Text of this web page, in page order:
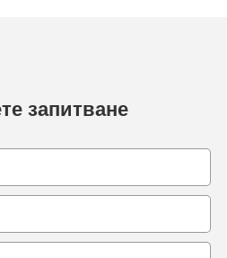
запитване